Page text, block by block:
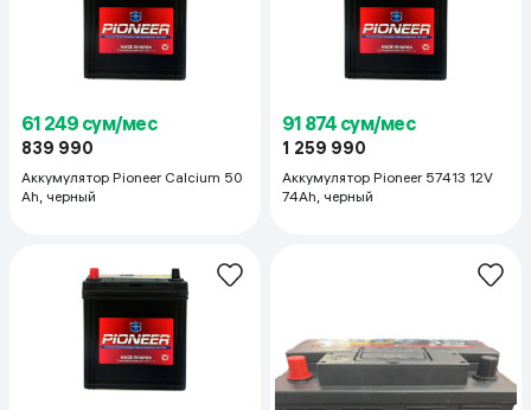
61 249 сум/мес
839 990
Аккумулятор Pioneer Calcium 50
Ah, черный
91 874 сум/мес
1 259 990
Аккумулятор Pioneer 57413 12V
74Ah, черный